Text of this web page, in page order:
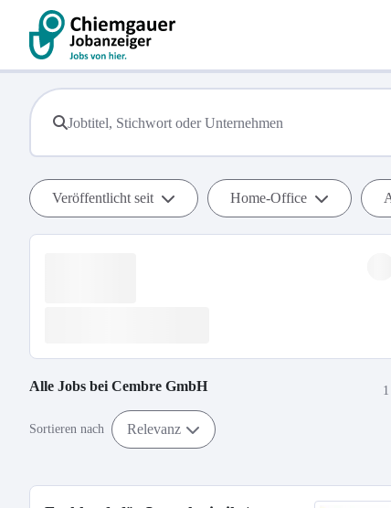
Veröffentlicht seit Home-Office
Alle Jobs bei Cembre GmbH
Sortieren nach Relevanz